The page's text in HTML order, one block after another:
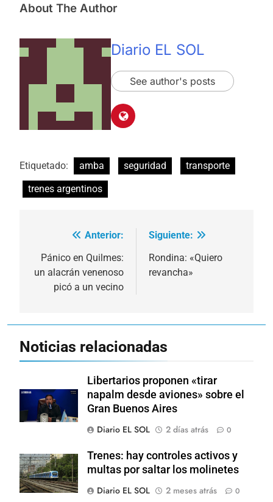
About The Author
Diario EL SOL
See author's posts
Etiquetado: amba seguridad
transporte
trenes argentinos
Navegación
de
entradas
Anterior:
Pánico en Quilmes:
un alacrán venenoso
picó a un vecino
Siguiente:
Rondina: «Quiero
revancha»
Noticias relacionadas
Libertarios proponen «tirar
napalm desde aviones» sobre el
Gran Buenos Aires
Diario EL SOL
2 días atrás 0
Trenes: hay controles activos y
multas por saltar los molinetes
Diario EL SOL
2 meses atrás 0